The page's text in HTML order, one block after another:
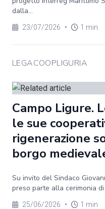
dalla...
23/07/2026 • 1 min
LEGACOOPLIGURIA
Campo Ligure.
le sue
rigenerazione
borgo
Su invito del Sindaco
preso parte alla cerimonia
25/06/2026 • 1 min